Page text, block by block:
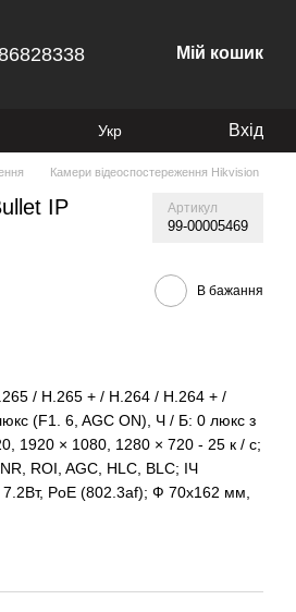
Мій кошик
Укр Вхід
Камери відеоспостереження Hikvision
IP Артикул
99-00005469
В бажання
/ Н.265 + / H.264 / H.264 + /
(F1. 6, AGC ON), Ч / Б: 0 люкс з
1920 × 1080, 1280 × 720 - 25 к / с;
ROI, AGC, HLC, BLC; ІЧ
PoE (802.3af); Ф 70х162 мм,